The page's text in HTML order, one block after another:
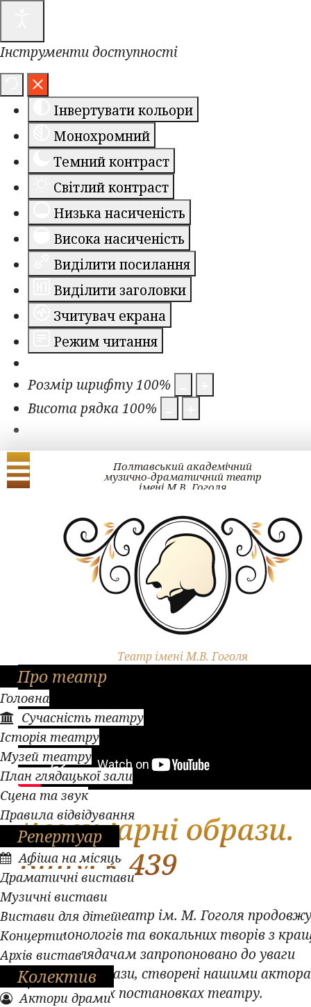
Інструменти доступності
Інвертувати кольори
Монохромний
Темний контраст
Світлий контраст
Низька насиченість
Висока насиченість
Виділити посилання
Виділити заголовки
Зчитувач екрана
Режим читання
Розмір шрифту100%
Висота рядка100%
Театр імені М.В. Гоголя
Про театр
Головна
Сучасність театру
Історія театру
Музей театру
План глядацької зали
Сцена та звук
Правила відвідування
Репертуар
Афіша на місяць
Драматичні вистави
Музичні вистави
Вистави для дітей
Концерти
Архів вистав
Колектив
Актори драми
Полтавський академічний
музично-драматичний театр
імені М.В. Гоголя
Проект
Легендарні образи.
Випуск 439
Полтавський театр ім. М. Гоголя
серію монологів та вокальних творів з
вистав. Глядачам запропоновано до уваги
легендарні образи, створені нашими
різножанрових постановках театру.